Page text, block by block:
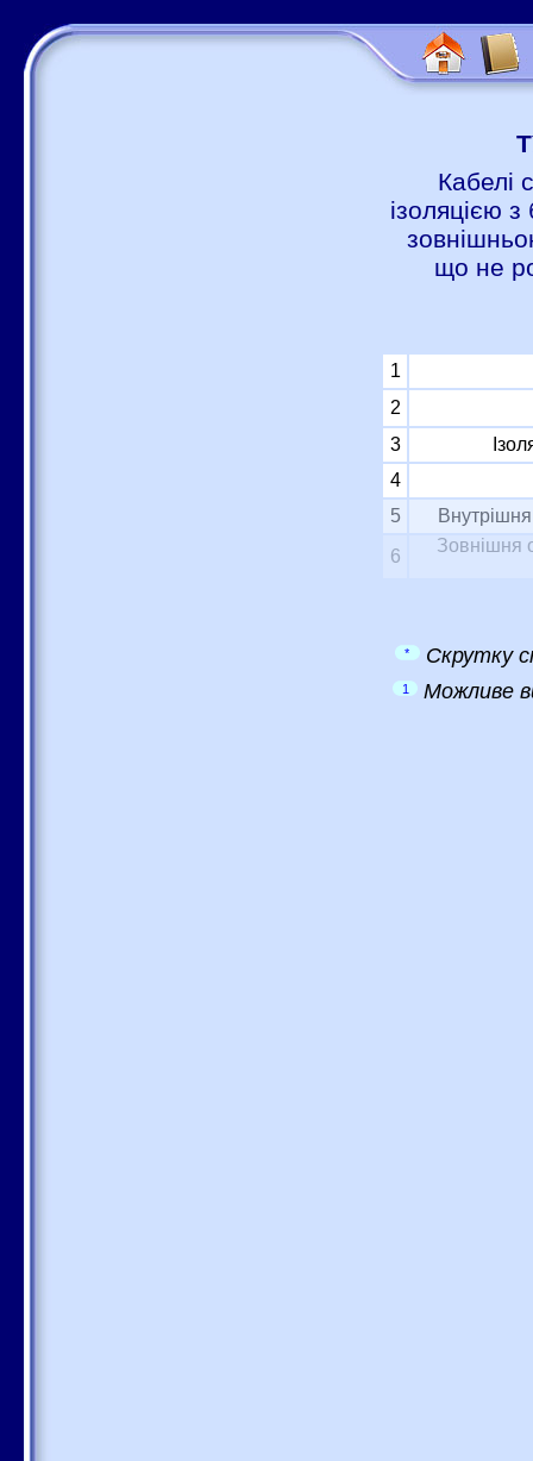
Кабелі
ізоляцією з
що не
1
2
3
4
5
Внутрішня
6
Зовнішня
* Скрутку
1 Можливе